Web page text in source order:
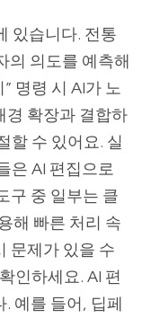
있습니다. 전통
의 의도를 예측해
명령 시 AI가 노
경 확장과 결합하
할 수 있어요. 실
은 AI 편집으로
구 중 일부는 클
해 빠른 처리 속
문제가 있을 수
인하세요. AI 편
예를 들어, 딥페